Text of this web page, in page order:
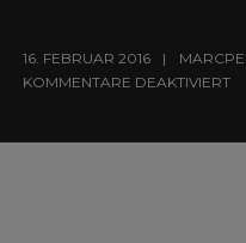
16. FEBRUAR 2016
KOMMENTARE DEAKTIVIERT